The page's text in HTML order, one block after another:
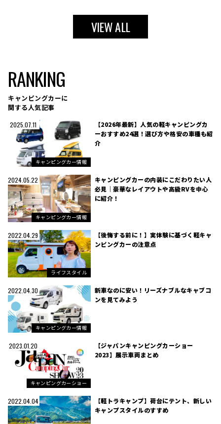
VIEW ALL
RANKING
キャンピングカーに
関する人気記事
2025.07.11
キャンピングカー情報
【2026年最新】人気の軽キャンピングカ
ーおすすめ24選！選び方や格安の車種も紹
介
2024.05.22
キャンピングカー情報
キャンピングカーの内装にこだわりたい人
必見｜豪華なレイアウトや高級RVを中心
に紹介！
2022.04.29
ライフスタイル
【後悔する前に！】実体験に基づく軽キャ
ンピングカーの注意点
2022.04.30
キャンピングカー情報
新車なのに安い！リーズナブルなキャブコ
ンを見てみよう
2023.01.20
キャンピングカーショー
【ジャパンキャンピングカーショー
2023】展示車両まとめ
2022.04.04
【軽トラキャンプ】荷台にテント、新しい
キャンプスタイルのすすめ